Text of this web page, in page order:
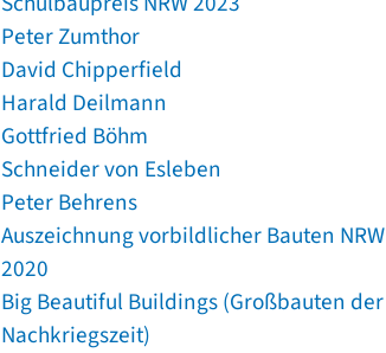
Peter Zumthor
David Chipperfield
Harald Deilmann
Gottfried Böhm
Schneider von Esleben
Peter Behrens
Auszeichnung vorbildlicher Bauten NRW
2020
Big Beautiful Buildings (Großbauten der
Nachkriegszeit)